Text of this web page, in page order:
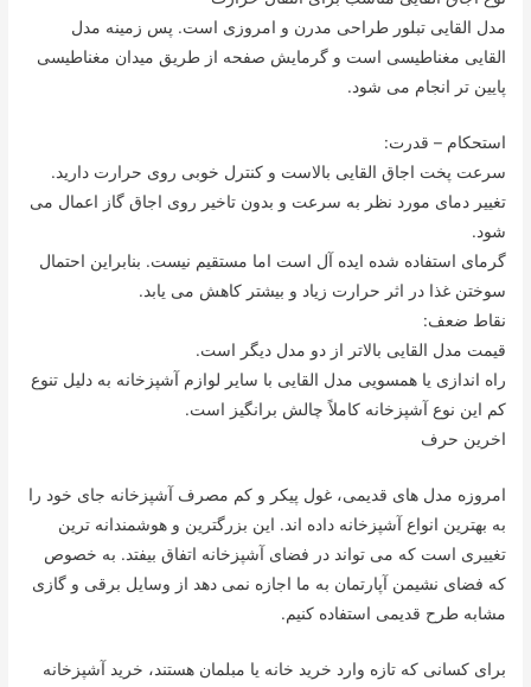
مدل القایی تبلور طراحی مدرن و امروزی است. پس زمینه مدل
القایی مغناطیسی است و گرمایش صفحه از طریق میدان مغناطیسی
پایین تر انجام می شود.
استحکام – قدرت:
سرعت پخت اجاق القایی بالاست و کنترل خوبی روی حرارت دارید.
تغییر دمای مورد نظر به سرعت و بدون تاخیر روی اجاق گاز اعمال می
شود.
گرمای استفاده شده ایده آل است اما مستقیم نیست. بنابراین احتمال
سوختن غذا در اثر حرارت زیاد و بیشتر کاهش می یابد.
نقاط ضعف:
قیمت مدل القایی بالاتر از دو مدل دیگر است.
راه اندازی یا همسویی مدل القایی با سایر لوازم آشپزخانه به دلیل تنوع
کم این نوع آشپزخانه کاملاً چالش برانگیز است.
اخرین حرف
امروزه مدل های قدیمی، غول پیکر و کم مصرف آشپزخانه جای خود را
به بهترین انواع آشپزخانه داده اند. این بزرگترین و هوشمندانه ترین
تغییری است که می تواند در فضای آشپزخانه اتفاق بیفتد. به خصوص
که فضای نشیمن آپارتمان به ما اجازه نمی دهد از وسایل برقی و گازی
مشابه طرح قدیمی استفاده کنیم.
برای کسانی که تازه وارد خرید خانه یا مبلمان هستند، خرید آشپزخانه